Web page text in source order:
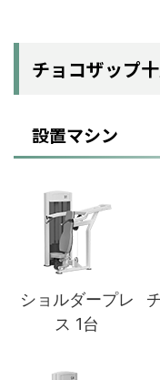
チョコザップ
設置マシン
ショルダープレ
ス 1台